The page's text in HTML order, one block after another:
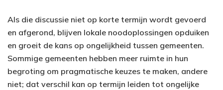
Als die discussie niet op korte termijn wordt gevoerd
en afgerond, blijven lokale noodoplossingen opduiken
en groeit de kans op ongelijkheid tussen gemeenten.
Sommige gemeenten hebben meer ruimte in hun
begroting om pragmatische keuzes te maken, andere
niet; dat verschil kan op termijn leiden tot ongelijke